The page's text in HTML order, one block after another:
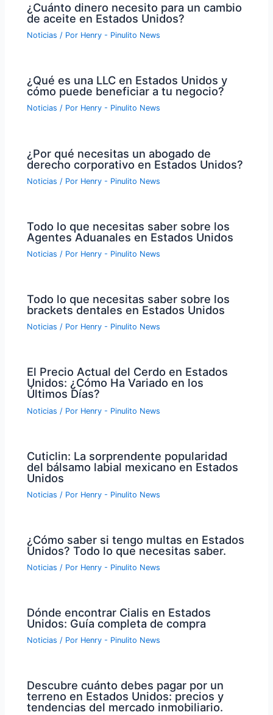
¿Cuánto dinero necesito para un cambio
de aceite en Estados Unidos?
Noticias / Por Henry - Pinulito News
¿Qué es una LLC en Estados Unidos y
cómo puede beneficiar a tu negocio?
Noticias / Por Henry - Pinulito News
¿Por qué necesitas un abogado de
derecho corporativo en Estados Unidos?
Noticias / Por Henry - Pinulito News
Todo lo que necesitas saber sobre los
Agentes Aduanales en Estados Unidos
Noticias / Por Henry - Pinulito News
Todo lo que necesitas saber sobre los
brackets dentales en Estados Unidos
Noticias / Por Henry - Pinulito News
El Precio Actual del Cerdo en Estados
Unidos: ¿Cómo Ha Variado en los
Últimos Días?
Noticias / Por Henry - Pinulito News
Cuticlin: La sorprendente popularidad
del bálsamo labial mexicano en Estados
Unidos
Noticias / Por Henry - Pinulito News
¿Cómo saber si tengo multas en Estados
Unidos? Todo lo que necesitas saber.
Noticias / Por Henry - Pinulito News
Dónde encontrar Cialis en Estados
Unidos: Guía completa de compra
Noticias / Por Henry - Pinulito News
Descubre cuánto debes pagar por un
terreno en Estados Unidos: precios y
tendencias del mercado inmobiliario.